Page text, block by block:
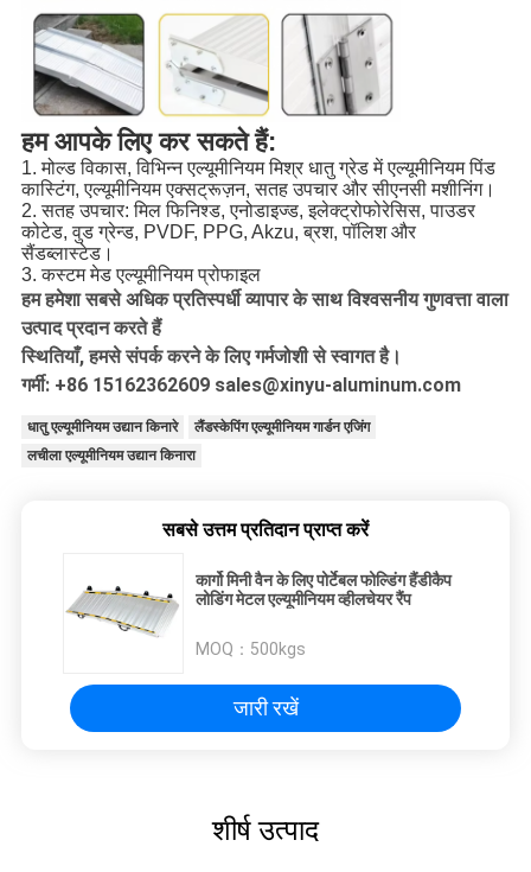
हम आपके लिए कर सकते हैं:
1. मोल्ड विकास, विभिन्न एल्यूमीनियम मिश्र धातु ग्रेड में एल्यूमीनियम पिंड
कास्टिंग, एल्यूमीनियम एक्सट्रूज़न, सतह उपचार और सीएनसी मशीनिंग।
2. सतह उपचार: मिल फिनिश्ड, एनोडाइज्ड, इलेक्ट्रोफोरेसिस, पाउडर
कोटेड, वुड ग्रेन्ड, PVDF, PPG, Akzu, ब्रश, पॉलिश और
सैंडब्लास्टेड।
3. कस्टम मेड एल्यूमीनियम प्रोफाइल
हम हमेशा सबसे अधिक प्रतिस्पर्धी व्यापार के साथ विश्वसनीय गुणवत्ता वाला
उत्पाद प्रदान करते हैं
स्थितियाँ, हमसे संपर्क करने के लिए गर्मजोशी से स्वागत है।
गर्मी: +86 15162362609 sales@xinyu-aluminum.com
धातु एल्यूमीनियम उद्यान किनारे
लैंडस्केपिंग एल्यूमीनियम गार्डन एजिंग
लचीला एल्यूमीनियम उद्यान किनारा
सबसे उत्तम प्रतिदान प्राप्त करें
कार्गो मिनी वैन के लिए पोर्टेबल फोल्डिंग हैंडीकैप
लोडिंग मेटल एल्यूमीनियम व्हीलचेयर रैंप
MOQ： 500kgs
जारी रखें
शीर्ष उत्पाद